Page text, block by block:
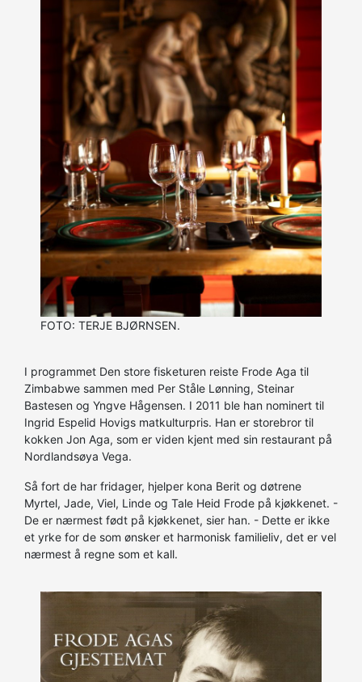
FOTO: TERJE BJØRNSEN.
I programmet Den store fisketuren reiste Frode Aga til
Zimbabwe sammen med Per Ståle Lønning, Steinar
Bastesen og Yngve Hågensen. I 2011 ble han nominert til
Ingrid Espelid Hovigs matkulturpris. Han er storebror til
kokken Jon Aga, som er viden kjent med sin restaurant på
Nordlandsøya Vega.
Så fort de har fridager, hjelper kona Berit og døtrene
Myrtel, Jade, Viel, Linde og Tale Heid Frode på kjøkkenet. -
De er nærmest født på kjøkkenet, sier han. - Dette er ikke
et yrke for de som ønsker et harmonisk familieliv, det er vel
nærmest å regne som et kall.